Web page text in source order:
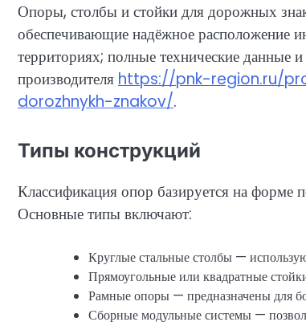
Опоры, столбы и стойки для дорожных
обеспечивающие надёжное расположение
территориях; полные технические данные
производителя https://pnk-region.ru/
dorozhnykh-znakov/.
Типы конструкций
Классификация опор базируется на форме
Основные типы включают:
Круглые стальные столбы —
Прямоугольные или квадратные
Рамные опоры — предназначены для
Сборные модульные системы —